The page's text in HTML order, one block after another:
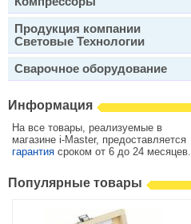
Продукция компании
Световые Технологии
Сварочное оборудование
Информация
На все товары, реализуемые в
магазине i-Master, предоставляется
гарантия сроком от 6 до 24 месяцев.
Популярные товары